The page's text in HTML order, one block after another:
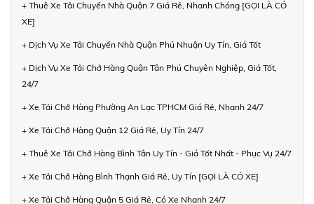
+ Thuê Xe Tải Chuyển Nhà Quận 7 Giá Rẻ, Nhanh Chóng [GỌI LÀ CÓ
XE]
+ Dịch Vụ Xe Tải Chuyển Nhà Quận Phú Nhuận Uy Tín, Giá Tốt
+ Dịch Vụ Xe Tải Chở Hàng Quận Tân Phú Chuyên Nghiệp, Giá Tốt,
24/7
+ Xe Tải Chở Hàng Phường An Lạc TPHCM Giá Rẻ, Nhanh 24/7
+ Xe Tải Chở Hàng Quận 12 Giá Rẻ, Uy Tín 24/7
+ Thuê Xe Tải Chở Hàng Bình Tân Uy Tín - Giá Tốt Nhất - Phục Vụ 24/7
+ Xe Tải Chở Hàng Bình Thạnh Giá Rẻ, Uy Tín [GỌI LÀ CÓ XE]
+ Xe Tải Chở Hàng Quận 5 Giá Rẻ, Có Xe Nhanh 24/7